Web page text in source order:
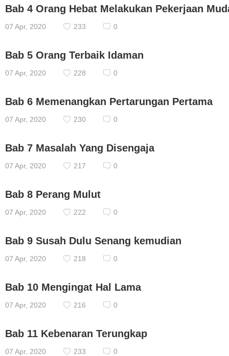
Bab 4 Orang Hebat Melakukan Pekerjaan
07 Apr, 2020 233 0
Bab 5 Orang Terbaik Idaman
07 Apr, 2020 228 0
Bab 6 Memenangkan Pertarungan Pertama
07 Apr, 2020 230 0
Bab 7 Masalah Yang Disengaja
07 Apr, 2020 217 0
Bab 8 Perang Mulut
07 Apr, 2020 222 0
Bab 9 Susah Dulu Senang kemudian
07 Apr, 2020 218 0
Bab 10 Mengingat Hal Lama
07 Apr, 2020 216 0
Bab 11 Kebenaran Terungkap
07 Apr, 2020 233 0